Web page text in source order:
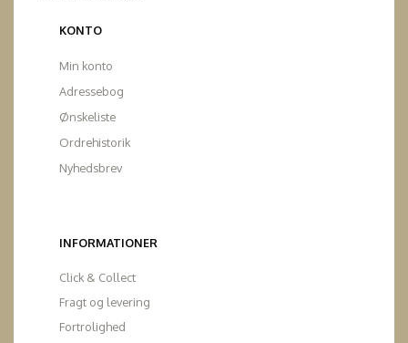
KONTO
Min konto
Adressebog
Ønskeliste
Ordrehistorik
Nyhedsbrev
INFORMATIONER
Click & Collect
Fragt og levering
Fortrolighed